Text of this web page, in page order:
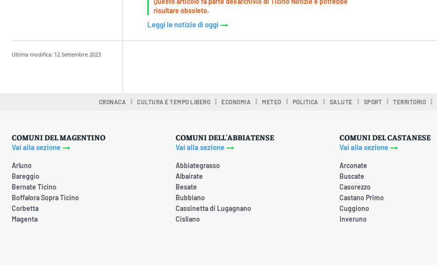
risultare obsoleto.
Leggi le notizie di oggi
Ultima modifica: 12 Settembre 2023
CRONACA CULTURA E TEMPO LIBERO ECONOMIA METEO POLITICA SALUTE SPORT TERRITORIO
COMUNI DEL MAGENTINO
Vai alla sezione
Arluno
Bareggio
Bernate Ticino
Boffalora Sopra Ticino
Corbetta
Magenta
COMUNI DELL'ABBIATENSE
Vai alla sezione
Abbiategrasso
Albairate
Besate
Bubbiano
Cassinetta di Lugagnano
Cisliano
COMUNI DEL CASTANESE
Vai alla sezione
Arconate
Buscate
Casorezzo
Castano Primo
Cuggiono
Inveruno